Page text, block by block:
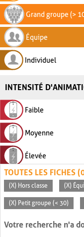
Grand groupe (>
Équipe
Individuel
INTENSITÉ
Faible
Moyenne
Élevée
TOUTES LES FICHES
(X) Hors classe (X)
(X) Petit groupe (< 30)
Votre recherche n'a